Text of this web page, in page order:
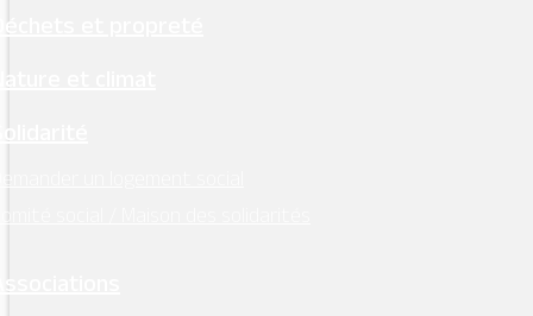
et propreté
et climat
un logement social
social / Maison des solidarités